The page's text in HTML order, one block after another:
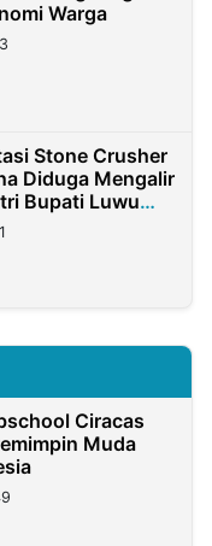
Warga
Stone Crusher
Diduga Mengalir
Bupati Luwu
Ciracas
Muda